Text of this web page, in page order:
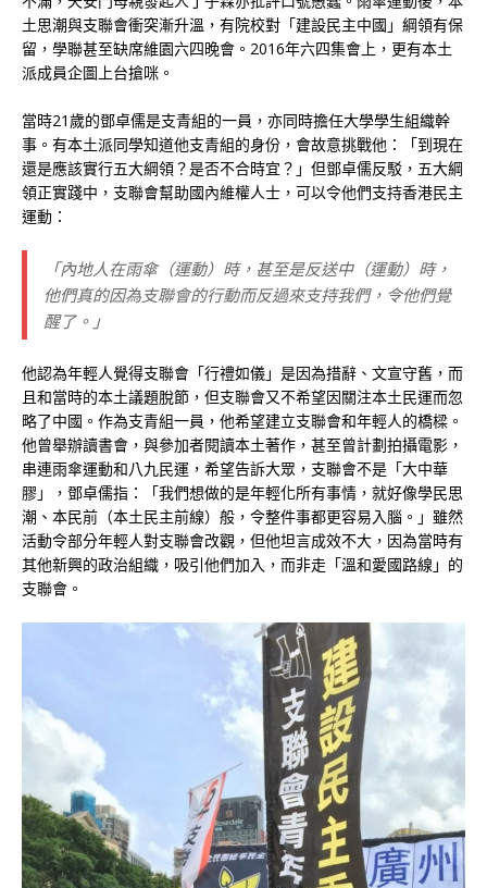
土思潮與支聯會衝突漸升溫，有院校對「建設民主中國」綱領有保
留，學聯甚至缺席維園六四晚會。2016年六四集會上，更有本土
派成員企圖上台搶咪。
當時21歲的鄧卓儒是支青組的一員，亦同時擔任大學學生組織幹
事。有本土派同學知道他支青組的身份，會故意挑戰他：「到現在
還是應該實行五大綱領？是否不合時宜？」但鄧卓儒反駁，五大綱
領正實踐中，支聯會幫助國內維權人士，可以令他們支持香港民主
運動：
「內地人在雨傘（運動）時，甚至是反送中（運動）時，
他們真的因為支聯會的行動而反過來支持我們，令他們覺
醒了。」
他認為年輕人覺得支聯會「行禮如儀」是因為措辭、文宣守舊，而
且和當時的本土議題脫節，但支聯會又不希望因關注本土民運而忽
略了中國。作為支青組一員，他希望建立支聯會和年輕人的橋樑。
他曾舉辦讀書會，與參加者閱讀本土著作，甚至曾計劃拍攝電影，
串連雨傘運動和八九民運，希望告訴大眾，支聯會不是「大中華
膠」，鄧卓儒指：「我們想做的是年輕化所有事情，就好像學民思
潮、本民前（本土民主前線）般，令整件事都更容易入腦。」雖然
活動令部分年輕人對支聯會改觀，但他坦言成效不大，因為當時有
其他新興的政治組織，吸引他們加入，而非走「溫和愛國路線」的
支聯會。